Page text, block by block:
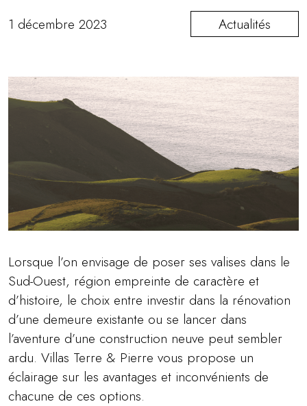
1 décembre 2023 Actualités
Lorsque l’on envisage de poser ses valises dans le
Sud-Ouest, région empreinte de caractère et
d’histoire, le choix entre investir dans la rénovation
d’une demeure existante ou se lancer dans
l’aventure d’une construction neuve peut sembler
ardu. Villas Terre & Pierre vous propose un
éclairage sur les avantages et inconvénients de
chacune de ces options.